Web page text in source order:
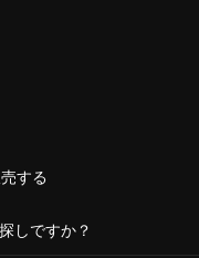
する
しですか？